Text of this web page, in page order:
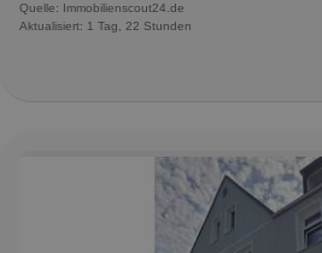
Quelle: Immobilienscout24.de
Aktualisiert: 1 Tag, 22 Stunden